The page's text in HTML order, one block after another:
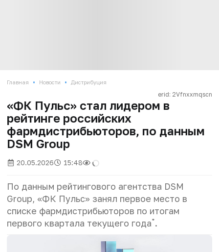
Главная • Новости • Дистрибуция
erid: 2Vfnxxmqscn
«ФК Пульс» стал лидером в
рейтинге российских
фармдистрибьюторов, по данным
DSM Group
20.05.2026 15:48
По данным рейтингового агентства DSM
Group, «ФК Пульс» занял первое место в
списке фармдистрибьюторов по итогам
первого квартала текущего года*.